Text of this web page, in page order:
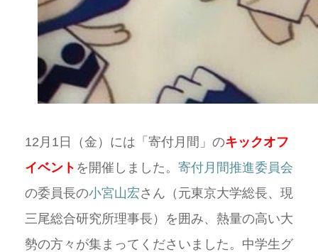
12月1日（金）には「寄付月間」のキックオフ
イベント を開催しました。 寄付月間推進委員会
の委員長の小宮山宏さん（元東京大学総長、現
三尾総合研究所理事長）を囲み、熱量の高い大
勢の方々が集まってくださいました。中学生グ